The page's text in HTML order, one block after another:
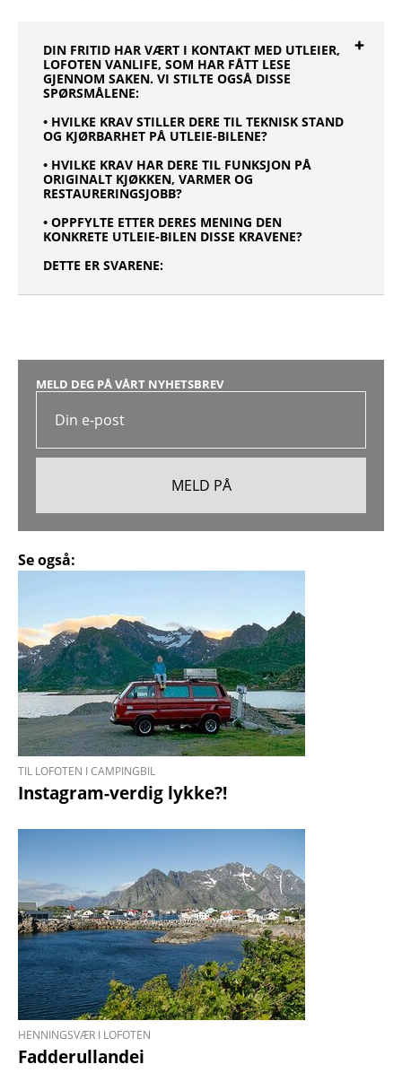
DIN FRITID HAR VÆRT I KONTAKT MED UTLEIER,
LOFOTEN VANLIFE, SOM HAR FÅTT LESE
GJENNOM SAKEN. VI STILTE OGSÅ DISSE
SPØRSMÅLENE:
• HVILKE KRAV STILLER DERE TIL TEKNISK STAND
OG KJØRBARHET PÅ UTLEIE-BILENE?
• HVILKE KRAV HAR DERE TIL FUNKSJON PÅ
ORIGINALT KJØKKEN, VARMER OG
RESTAURERINGSJOBB?
• OPPFYLTE ETTER DERES MENING DEN
KONKRETE UTLEIE-BILEN DISSE KRAVENE?
DETTE ER SVARENE:
MELD DEG PÅ VÅRT NYHETSBREV
Se også:
TIL LOFOTEN I CAMPINGBIL
Instagram-verdig lykke?!
HENNINGSVÆR I LOFOTEN
Fadderullandei